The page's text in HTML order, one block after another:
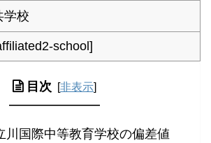
学校
school]
目次 [非表示]
川国際中等教育学校の偏差値